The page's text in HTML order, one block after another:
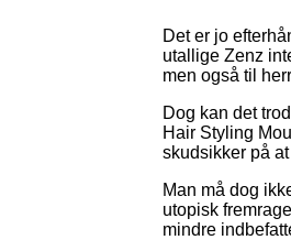
Det er jo
utallige Zenz
men også til
Dog kan det
Hair Styling
skudsikker på
Man må dog
utopisk
mindre